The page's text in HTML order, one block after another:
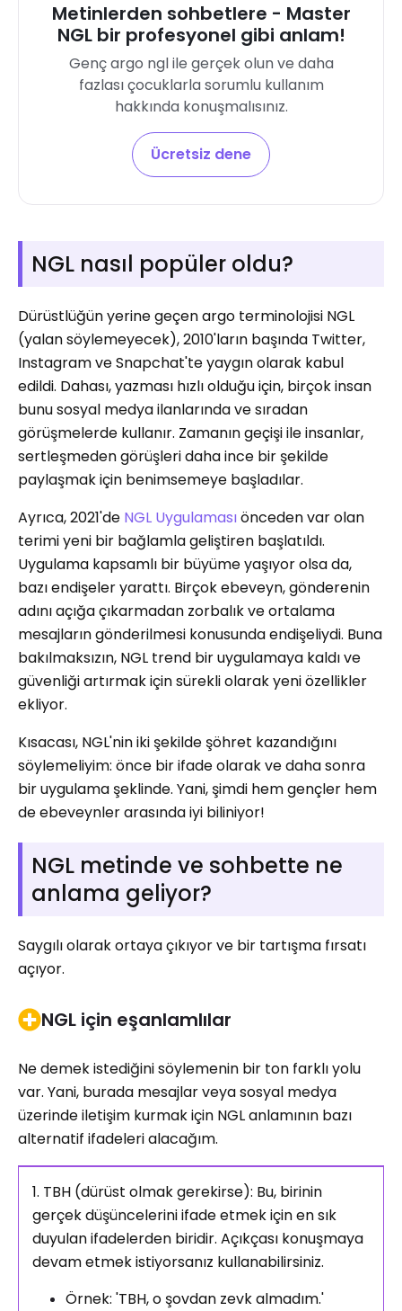
Metinlerden sohbetlere - Master
NGL bir profesyonel gibi anlam!
Genç argo ngl ile gerçek olun ve daha
fazlası çocuklarla sorumlu kullanım
hakkında konuşmalısınız.
Ücretsiz dene
NGL nasıl popüler oldu?
Dürüstlüğün yerine geçen argo terminolojisi NGL
(yalan söylemeyecek), 2010'ların başında Twitter,
Instagram ve Snapchat'te yaygın olarak kabul
edildi. Dahası, yazması hızlı olduğu için, birçok insan
bunu sosyal medya ilanlarında ve sıradan
görüşmelerde kullanır. Zamanın geçişi ile insanlar,
sertleşmeden görüşleri daha ince bir şekilde
paylaşmak için benimsemeye başladılar.
Ayrıca, 2021'de NGL Uygulamasıönceden var olan
terimi yeni bir bağlamla geliştiren başlatıldı.
Uygulama kapsamlı bir büyüme yaşıyor olsa da,
bazı endişeler yarattı. Birçok ebeveyn, gönderenin
adını açığa çıkarmadan zorbalık ve ortalama
mesajların gönderilmesi konusunda endişeliydi. Buna
bakılmaksızın, NGL trend bir uygulamaya kaldı ve
güvenliği artırmak için sürekli olarak yeni özellikler
ekliyor.
Kısacası, NGL'nin iki şekilde şöhret kazandığını
söylemeliyim: önce bir ifade olarak ve daha sonra
bir uygulama şeklinde. Yani, şimdi hem gençler hem
de ebeveynler arasında iyi biliniyor!
NGL metinde ve sohbette ne
anlama geliyor?
Saygılı olarak ortaya çıkıyor ve bir tartışma fırsatı
açıyor.
NGL için eşanlamlılar
Ne demek istediğini söylemenin bir ton farklı yolu
var. Yani, burada mesajlar veya sosyal medya
üzerinde iletişim kurmak için NGL anlamının bazı
alternatif ifadeleri alacağım.
1. TBH (dürüst olmak gerekirse): Bu, birinin
gerçek düşüncelerini ifade etmek için en sık
duyulan ifadelerden biridir. Açıkçası konuşmaya
devam etmek istiyorsanız kullanabilirsiniz.
Örnek: 'TBH, o şovdan zevk almadım.'